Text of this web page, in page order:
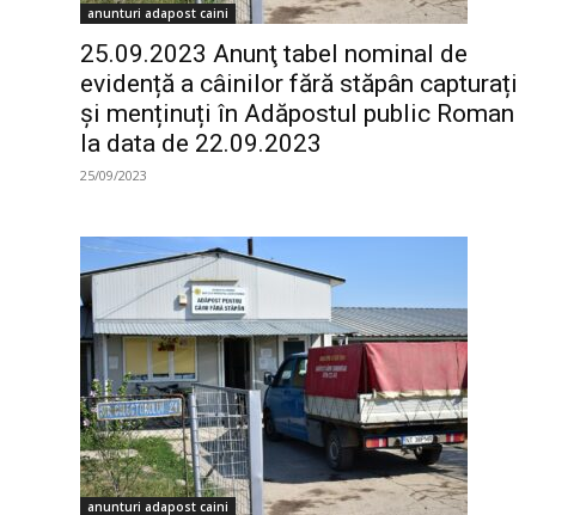
anunturi adapost caini
25.09.2023 Anunţ tabel nominal de
evidență a câinilor fără stăpân capturați
și menținuți în Adăpostul public Roman
la data de 22.09.2023
25/09/2023
anunturi adapost caini